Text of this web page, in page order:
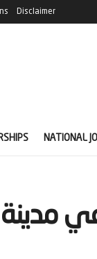
Disclaimer
NATIONAL